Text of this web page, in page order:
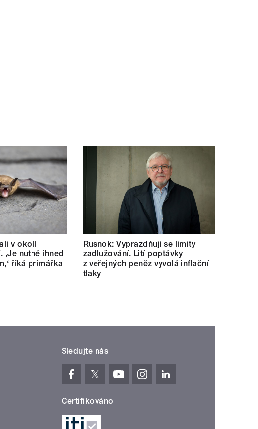
v okolí
‚Je nutné ihned
říká primářka
Rusnok: Vyprazdňují se limity
zadlužování. Lití poptávky
z veřejných peněz vyvolá inflační
tlaky
Sledujte nás
Certifikováno